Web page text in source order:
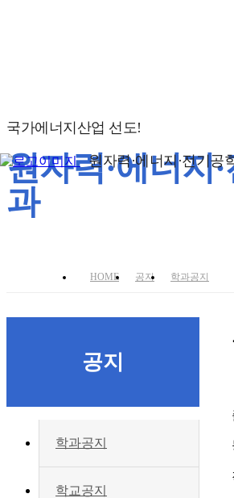
원자력·에너지·전기공
국가에너지산업 선도!
원자력·에너지
과
HOME 공지 학과공지
공지
학과공지
학교공지